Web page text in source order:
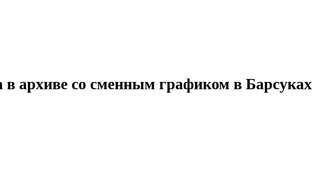
архиве со сменным графиком в Барсуках